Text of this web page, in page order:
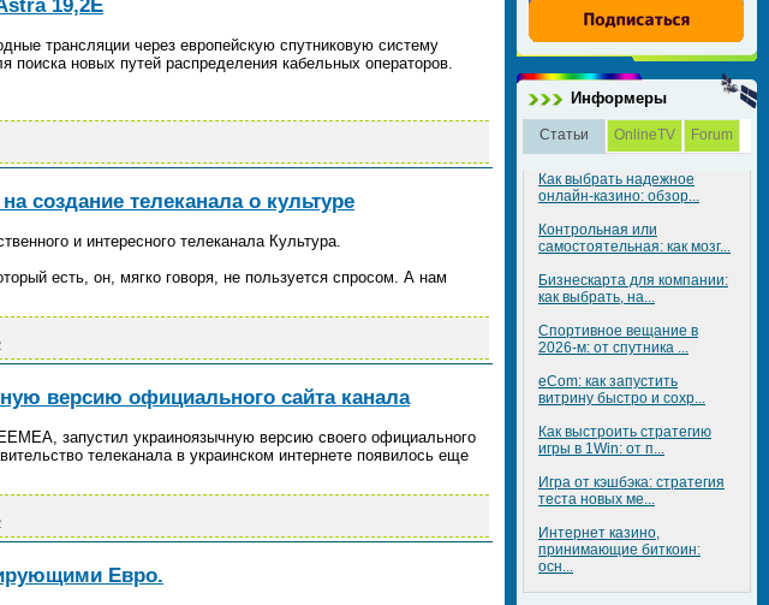
19,2E
трансляции через европейскую спутниковую систему
новых путей распределения кабельных операторов.
создание телеканала о культуре
и интересного телеканала Культура.
есть, он, мягко говоря, не пользуется спросом. А нам
версию официального сайта канала
запустил украиноязычную версию своего официального
телеканала в украинском интернете появилось еще
Евро.
Информеры
Статьи OnlineTV Forum
Как выбрать надежное
онлайн-казино: обзор...
Контрольная или
самостоятельная: как мозг...
Бизнескарта для компании:
как выбрать, на...
Спортивное вещание в
2026-м: от спутника ...
eCom: как запустить
витрину быстро и сохр...
Как выстроить стратегию
игры в 1Win: от п...
Игра от кэшбэка: стратегия
теста новых ме...
Интернет казино,
принимающие биткоин:
осн...